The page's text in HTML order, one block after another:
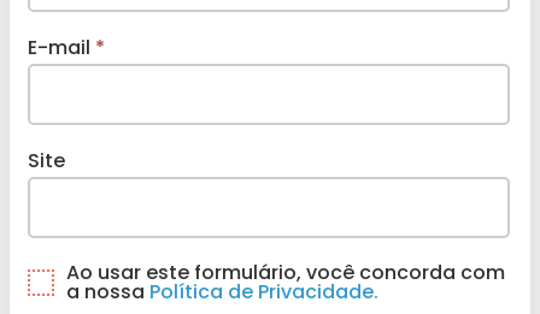
E-mail *
Site
Ao usar este formulário, você concorda com
a nossa Política de Privacidade.